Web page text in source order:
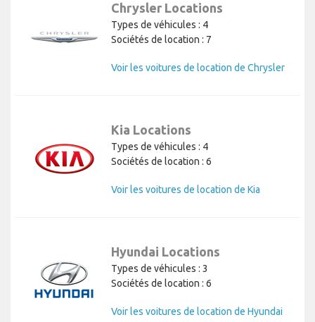
Chrysler Locations
Types de véhicules : 4
Sociétés de location : 7
Voir les voitures de location de Chrysler
Kia Locations
Types de véhicules : 4
Sociétés de location : 6
Voir les voitures de location de Kia
Hyundai Locations
Types de véhicules : 3
Sociétés de location : 6
Voir les voitures de location de Hyundai